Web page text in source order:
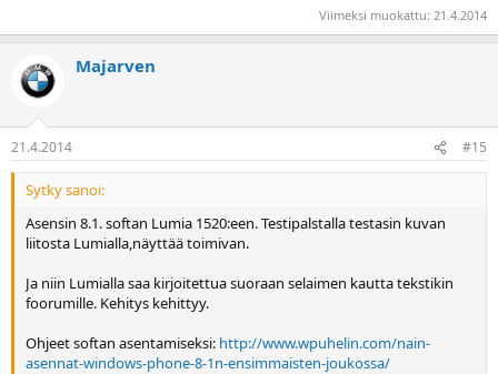
Viimeksi muokattu: 21.4.2014
Majarven
21.4.2014 #15
Sytky sanoi:
Asensin 8.1. softan Lumia 1520:een. Testipalstalla testasin kuvan
liitosta Lumialla,näyttää toimivan.
Ja niin Lumialla saa kirjoitettua suoraan selaimen kautta tekstikin
foorumille. Kehitys kehittyy.
Ohjeet softan asentamiseksi: http://www.wpuhelin.com/nain-
asennat-windows-phone-8-1n-ensimmaisten-joukossa/